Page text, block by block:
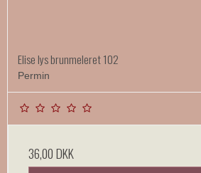
Elise lys brunmeleret 102
Permin
36,00 DKK